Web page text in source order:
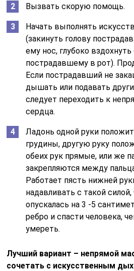
Вызвать скорую помощь.
Начать выполнять
(закинуть голову
ему нос, глубоко
пострадавшему в рот).
Если пострадавший не
дышать или подавать
следует переходить к
сердца.
Ладонь одной руки
грудины, другую руку
обеих рук прямые, или же
закрепляются между
Работает пясть нижней
надавливать с такой
опускалась на 3 -5
ребро и спасти человека,
умереть.
Лучший вариант – непрямой
сочетать с искусственным